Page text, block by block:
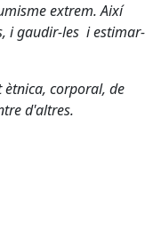
extrem. Així
i gaudir-les i estimar-
ètnica, corporal, de
d'altres.